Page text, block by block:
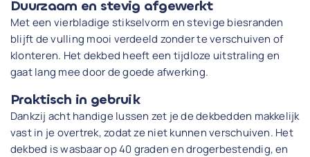
Duurzaam en stevig afgewerkt
Met een vierbladige stikselvorm en stevige biesranden
blijft de vulling mooi verdeeld zonder te verschuiven of
klonteren. Het dekbed heeft een tijdloze uitstraling en
gaat lang mee door de goede afwerking.
Praktisch in gebruik
Dankzij acht handige lussen zet je de dekbedden makkelijk
vast in je overtrek, zodat ze niet kunnen verschuiven. Het
dekbed is wasbaar op 40 graden en drogerbestendig, en